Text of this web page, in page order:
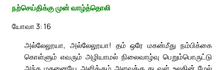
நற்செய்திக்கு முன் வாழ்த்தொலி
யோவா 3: 16
அல்லேலூயா, அல்லேலூயா! தம் ஒரே மகன்மீது நம்பிக்கை
கொள்ளும் எவரும் அழியாமல் நிலைவாழ்வு பெறும்பொருட்டு
அந்த மகனையே அளிக்கும் அளவுக்கு கடவுள் உலகின் மேல்